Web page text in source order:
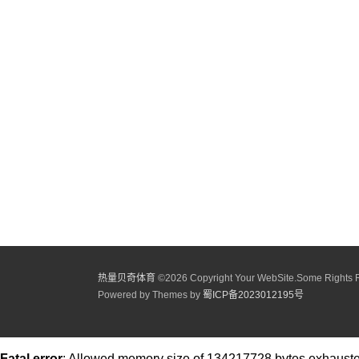
热量贝奇体育 ©2026 Copyright Your WebSite.Some Rights
Powered by Themes by 蜀ICP备2023012195号